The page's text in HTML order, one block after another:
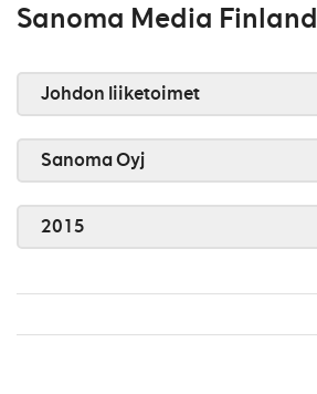
Sanoma Media Finland
Johdon liiketoimet
Sanoma Oyj
2015